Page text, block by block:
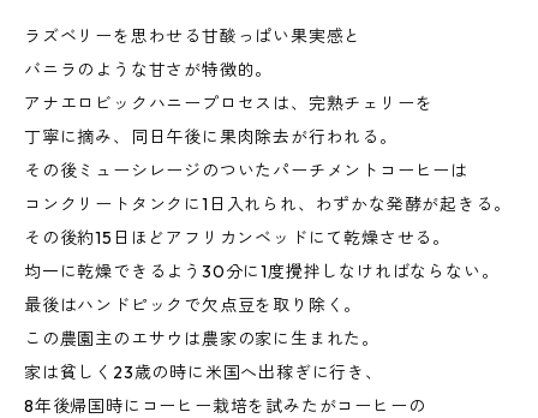
ラズベリーを思わせる甘酸っぱい果実感と
バニラのような甘さが特徴的。
アナエロビックハニープロセスは、完熟チェリーを
丁寧に摘み、同日午後に果肉除去が行われる。
その後ミューシレージのついたパーチメントコーヒーは
コンクリートタンクに1日入れられ、わずかな発酵が起きる。
その後約15日ほどアフリカンベッドにて乾燥させる。
均一に乾燥できるよう30分に1度攪拌しなければならない。
最後はハンドピックで欠点豆を取り除く。
この農園主のエサウは農家の家に生まれた。
家は貧しく23歳の時に米国へ出稼ぎに行き、
8年後帰国時にコーヒー栽培を試みたがコーヒーの